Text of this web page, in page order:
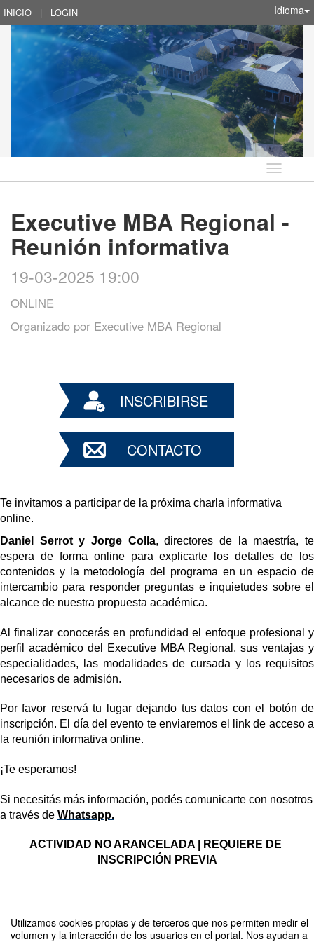
Utilizamos cookies propias y de terceros que nos permiten medir el
volumen y la interacción de los usuarios en el portal. Nos ayudan a
INICIO | LOGIN Idioma
Idioma
Executive MBA Regional -
Reunión informativa
19-03-2025 19:00
ONLINE
Organizado por Executive MBA Regional
INSCRIBIRSE
CONTACTO
Te invitamos a participar de la próxima charla informativa
online.
Daniel Serrot y Jorge Colla, directores de la maestría, te
espera de forma online para explicarte los detalles de los
contenidos y la metodología del programa en un espacio de
intercambio para responder preguntas e inquietudes sobre el
alcance de nuestra propuesta académica.
Al finalizar conocerás en profundidad el enfoque profesional y
perfil académico del Executive MBA Regional, sus ventajas y
especialidades, las modalidades de cursada y los requisitos
necesarios de admisión.
Por favor reservá tu lugar dejando tus datos con el botón de
inscripción. El día del evento te enviaremos el link de acceso a
la reunión informativa online.
¡Te esperamos!
Si necesitás más información, podés comunicarte con nosotros
a través de Whatsapp.
ACTIVIDAD NO ARANCELADA | REQUIERE DE
INSCRIPCIÓN PREVIA